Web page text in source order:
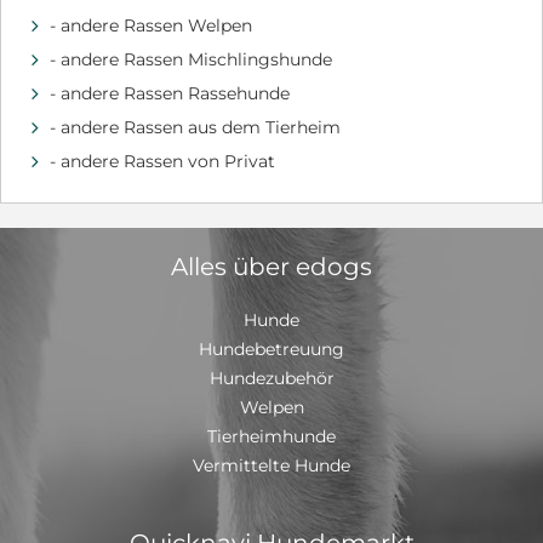
d - andere Rassen Welpen
d - andere Rassen Mischlingshunde
d - andere Rassen Rassehunde
d - andere Rassen aus dem Tierheim
d - andere Rassen von Privat
Alles über edogs
Hunde
Hundebetreuung
Hundezubehör
Welpen
Tierheimhunde
Vermittelte Hunde